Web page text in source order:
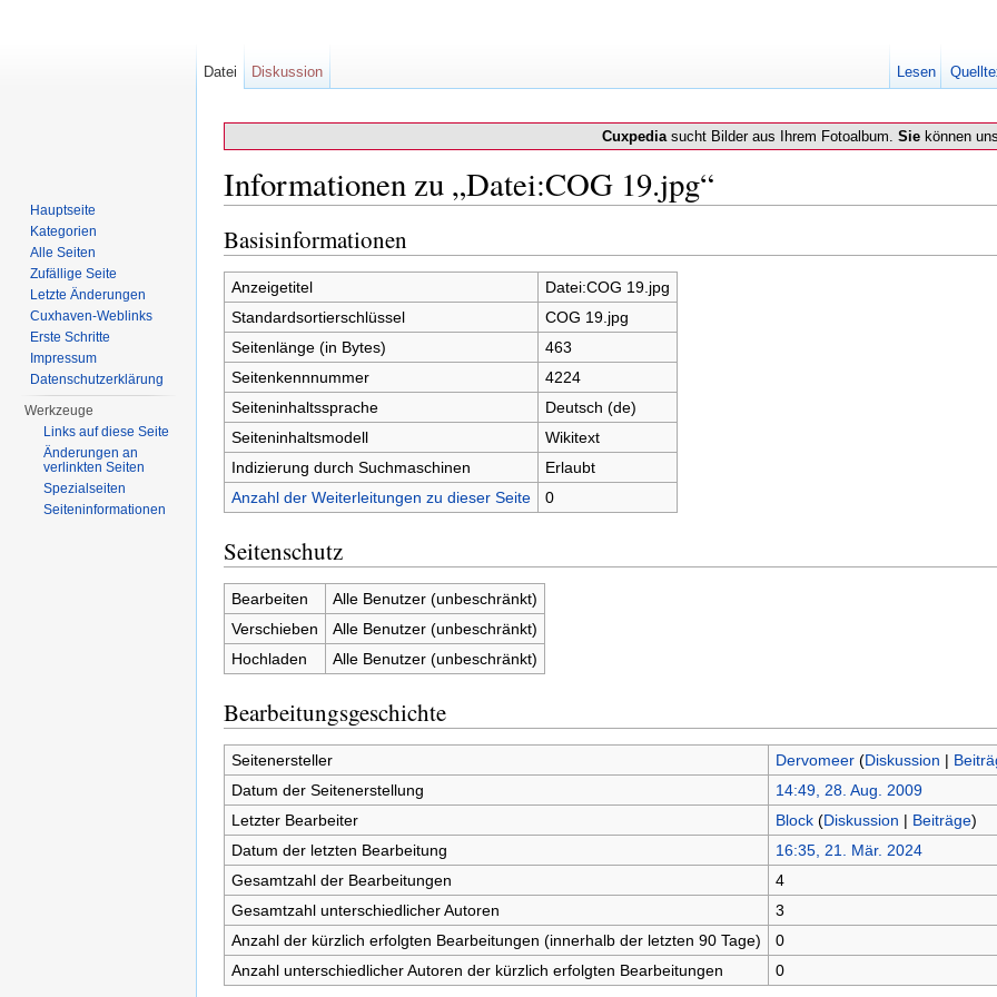
Cuxpediasucht Bilder aus Ihrem Fotoalbum. Sie können
Informationen zu „Datei:COG 19.jpg“
Basisinformationen
Anzeigetitel
Datei:COG 19.jpg
Standardsortierschlüssel
COG 19.jpg
Seitenlänge (in Bytes)
463
Seitenkennnummer
4224
Seiteninhaltssprache
Deutsch (de)
Seiteninhaltsmodell
Wikitext
Indizierung durch Suchmaschinen
Erlaubt
Anzahl der Weiterleitungen zu dieser Seite
0
Seitenschutz
Bearbeiten
Alle Benutzer (unbeschränkt)
Verschieben
Alle Benutzer (unbeschränkt)
Hochladen
Alle Benutzer (unbeschränkt)
Bearbeitungsgeschichte
Seitenersteller Dervomeer (Diskussion |
Datum der Seitenerstellung
14:49, 28. Aug. 2009
Letzter Bearbeiter
Block (Diskussion | Beiträge)
Datum der letzten Bearbeitung
16:35, 21. Mär. 2024
Gesamtzahl der Bearbeitungen
4
Gesamtzahl unterschiedlicher Autoren
3
Anzahl der kürzlich erfolgten Bearbeitungen (innerhalb der letzten 90 Tage)
0
Anzahl unterschiedlicher Autoren der kürzlich erfolgten Bearbeitungen
0
Datei Diskussion Lesen
Hauptseite
Kategorien
Alle Seiten
Zufällige Seite
Letzte Änderungen
Cuxhaven-Weblinks
Erste Schritte
Impressum
Datenschutzerklärung
Werkzeuge
Links auf diese Seite
Änderungen an
verlinkten Seiten
Spezialseiten
Seiten­informationen